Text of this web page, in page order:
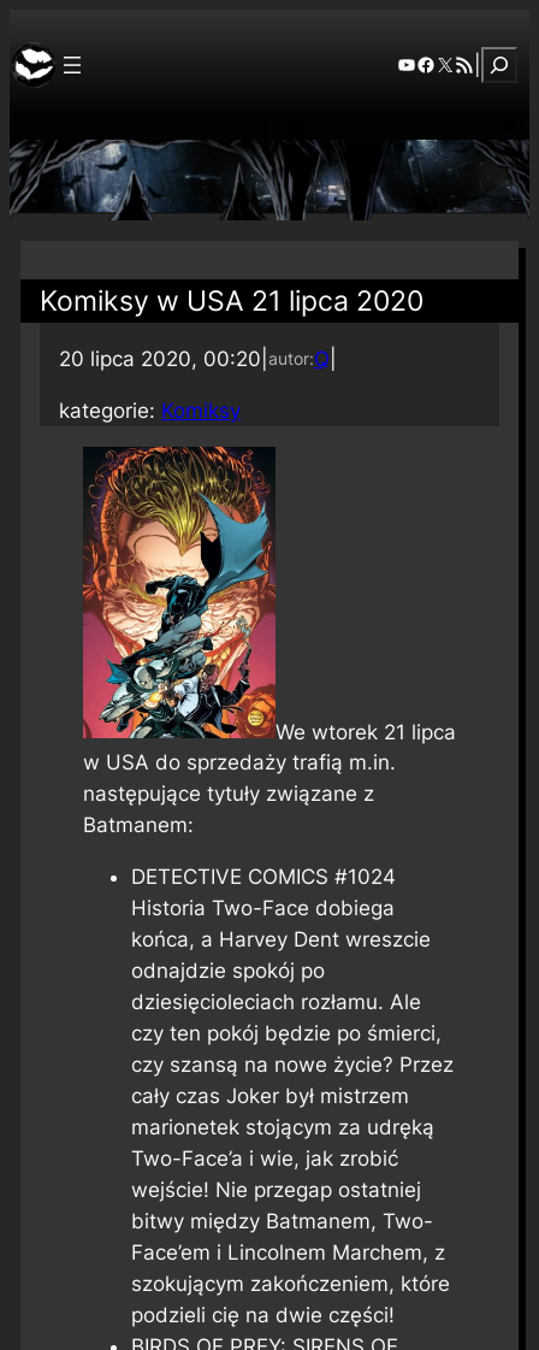
YouTube
Facebook
X RSS Feed
Komiksy w USA 21 lipca 2020
20 lipca 2020, 00:20 autor:Q
kategorie: Komiksy
We wtorek 21 lipca
w USA do sprzedaży trafią m.in.
następujące tytuły związane z
Batmanem:
DETECTIVE COMICS #1024
Historia Two-Face dobiega
końca, a Harvey Dent wreszcie
odnajdzie spokój po
dziesięcioleciach rozłamu. Ale
czy ten pokój będzie po śmierci,
czy szansą na nowe życie? Przez
cały czas Joker był mistrzem
marionetek stojącym za udręką
Two-Face’a i wie, jak zrobić
wejście! Nie przegap ostatniej
bitwy między Batmanem, Two-
Face’em i Lincolnem Marchem, z
szokującym zakończeniem, które
podzieli cię na dwie części!